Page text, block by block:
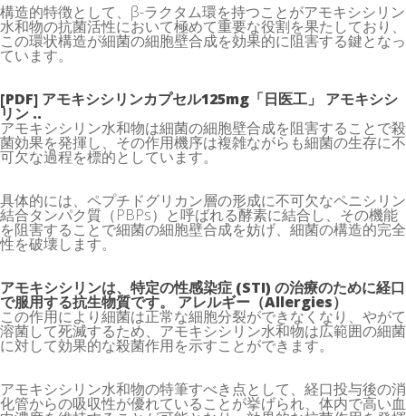
構造的特徴として、β-ラクタム環を持つことがアモキシシリン
水和物の抗菌活性において極めて重要な役割を果たしており、
この環状構造が細菌の細胞壁合成を効果的に阻害する鍵となっ
ています。
[PDF] アモキシシリンカプセル125mg「日医工」 アモキシシ
リン ..
アモキシシリン水和物は細菌の細胞壁合成を阻害することで殺
菌効果を発揮し、その作用機序は複雑ながらも細菌の生存に不
可欠な過程を標的としています。
具体的には、ペプチドグリカン層の形成に不可欠なペニシリン
結合タンパク質（PBPs）と呼ばれる酵素に結合し、その機能
を阻害することで細菌の細胞壁合成を妨げ、細菌の構造的完全
性を破壊します。
アモキシシリンは、特定の性感染症 (STI) の治療のために経口
で服用する抗生物質です。 アレルギー（Allergies）
この作用により細菌は正常な細胞分裂ができなくなり、やがて
溶菌して死滅するため、アモキシシリン水和物は広範囲の細菌
に対して効果的な殺菌作用を示すことができます。
アモキシシリン水和物の特筆すべき点として、経口投与後の消
化管からの吸収性が優れていることが挙げられ、体内で高い血